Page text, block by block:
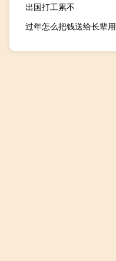
出国打工累不
过年怎么把钱送给长辈用